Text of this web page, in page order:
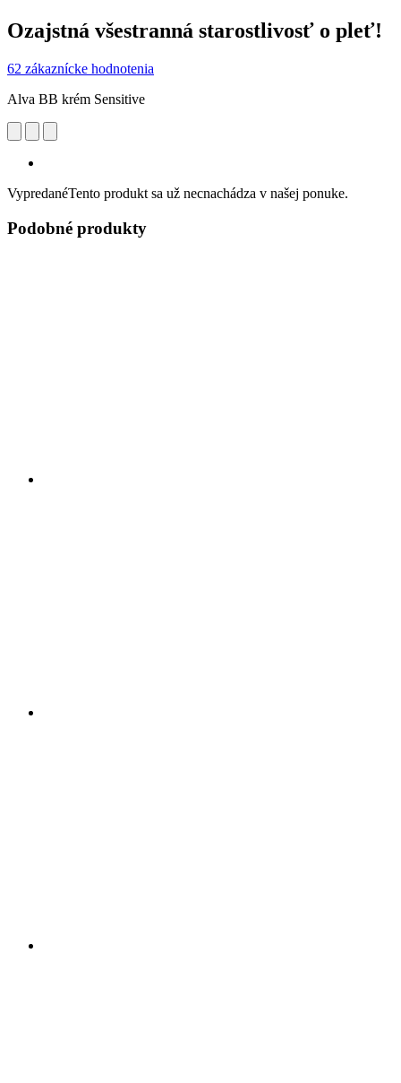
Ozajstná všestranná starostlivosť o pleť!
62 zákaznícke hodnotenia
Alva BB krém Sensitive
VypredanéTento produkt sa už necnachádza v našej ponuke.
Podobné produkty